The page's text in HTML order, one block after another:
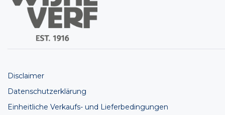
Disclaimer
Datenschutzerklärung
Einheitliche Verkaufs- und Lieferbedingungen